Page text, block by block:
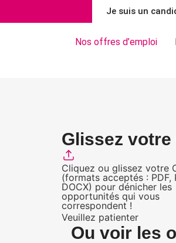
Je suis un
Nos offres d’emploi
Glissez votre
Cliquez ou glissez votre
(formats acceptés : PDF,
DOCX) pour dénicher les
opportunités qui vous
correspondent !
Veuillez patienter
Ou voir les